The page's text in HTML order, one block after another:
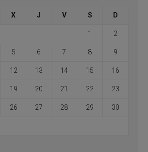
X J V S D
1 2
5 6 7 8 9
12 13 14 15 16
19 20 21 22 23
26 27 28 29 30